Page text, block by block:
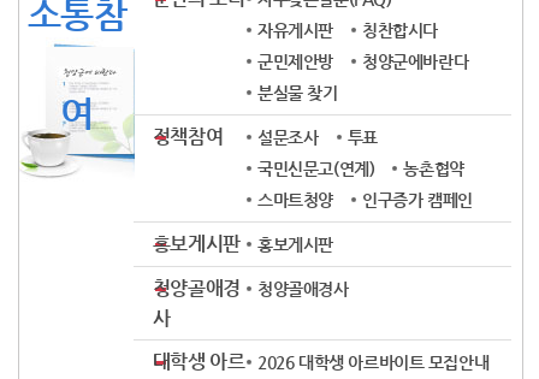
소통참
여
자유게시판
칭찬합시다
군민제안방
청양군에바란다
분실물 찾기
정책참여 설문조사
투표
국민신문고(연계)
농촌협약
스마트청양
인구증가 캠페인
홍보게시판 홍보게시판
청양골애경
사
청양골애경사
대학생 아르
2026 대학생 아르바이트 모집안내